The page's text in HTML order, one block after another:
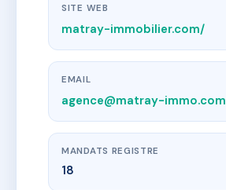
SITE WEB
matray-immobilier.com/
EMAIL
agence@matray-immo.com
MANDATS REGISTRE
18